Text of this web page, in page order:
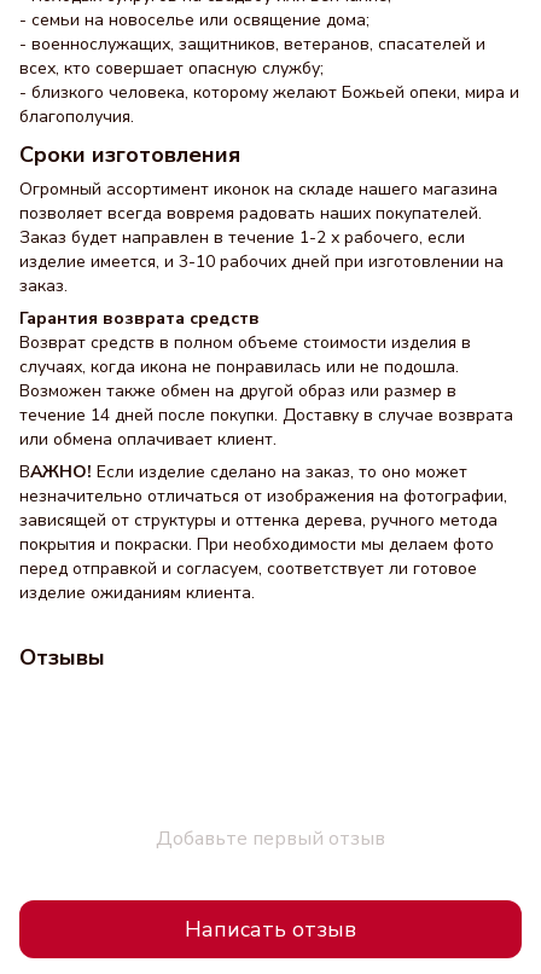
- семьи на новоселье или освящение дома;
- военнослужащих, защитников, ветеранов, спасателей и
всех, кто совершает опасную службу;
- близкого человека, которому желают Божьей опеки, мира и
благополучия.
Сроки изготовления
Огромный ассортимент иконок на складе нашего магазина
позволяет всегда вовремя радовать наших покупателей.
Заказ будет направлен в течение 1-2 х рабочего, если
изделие имеется, и 3-10 рабочих дней при изготовлении на
заказ.
Гарантия возврата средств
Возврат средств в полном объеме стоимости изделия в
случаях, когда икона не понравилась или не подошла.
Возможен также обмен на другой образ или размер в
течение 14 дней после покупки. Доставку в случае возврата
или обмена оплачивает клиент.
ВАЖНО! Если изделие сделано на заказ, то оно может
незначительно отличаться от изображения на фотографии,
зависящей от структуры и оттенка дерева, ручного метода
покрытия и покраски. При необходимости мы делаем фото
перед отправкой и согласуем, соответствует ли готовое
изделие ожиданиям клиента.
Отзывы
Добавьте первый отзыв
Написать отзыв